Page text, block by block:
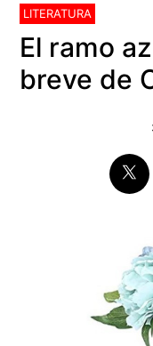
LITERATURA
El ramo
breve de